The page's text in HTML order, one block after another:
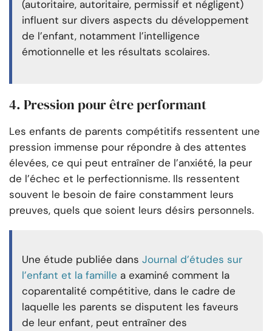
(autoritaire, autoritaire, permissif et négligent)
influent sur divers aspects du développement
de l’enfant, notamment l’intelligence
émotionnelle et les résultats scolaires.
4. Pression pour être performant
Les enfants de parents compétitifs ressentent une
pression immense pour répondre à des attentes
élevées, ce qui peut entraîner de l’anxiété, la peur
de l’échec et le perfectionnisme. Ils ressentent
souvent le besoin de faire constamment leurs
preuves, quels que soient leurs désirs personnels.
Une étude publiée dans Journal d’études sur
l’enfant et la famille a examiné comment la
coparentalité compétitive, dans le cadre de
laquelle les parents se disputent les faveurs
de leur enfant, peut entraîner des